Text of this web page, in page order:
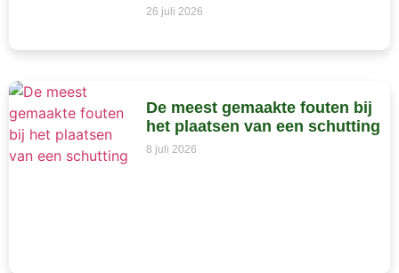
26 juli 2026
De meest gemaakte fouten bij
het plaatsen van een schutting
8 juli 2026